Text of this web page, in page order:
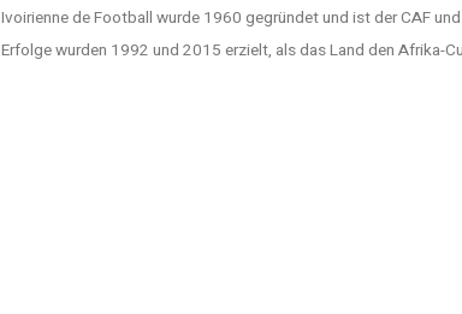
Ivoirienne de Football wurde 1960 gegründet und ist der CAF
Erfolge wurden 1992 und 2015 erzielt, als das Land den Afrika-